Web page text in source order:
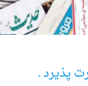
پذیرد .